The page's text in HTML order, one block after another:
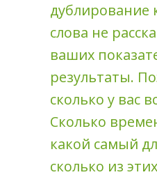
дублирование
слова не
ваших
результаты.
сколько у вас
Сколько
какой самый
сколько из